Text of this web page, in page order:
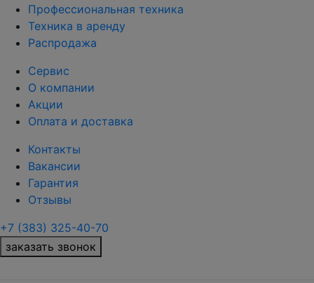
Профессиональная техника
Техника в аренду
Распродажа
Сервис
О компании
Акции
Оплата и доставка
Контакты
Вакансии
Гарантия
Отзывы
+7 (383) 325-40-70
заказать звонок